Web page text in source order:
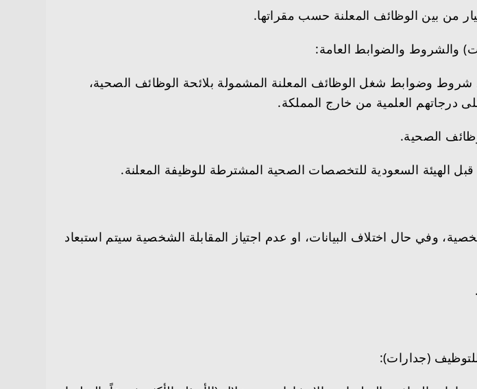
من بين الوظائف المعلنة حسب مقراتها.
والشروط والضوابط العامة:
وضوابط شغل الوظائف المعلنة المشمولة بلائحة الوظائف الصحية،
درجاتهم العلمية من خارج المملكة.
الصحية.
قبل الهيئة السعودية للتخصصات الصحية المشترطة للوظيفة المعلنة.
وفي حال اختلاف البيانات، او عدم اجتياز المقابلة الشخصية سيتم استبعاد
(جدارات):